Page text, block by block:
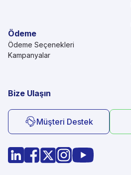
Ödeme
Ödeme Seçenekleri
Kampanyalar
Bize Ulaşın
Müşteri Destek